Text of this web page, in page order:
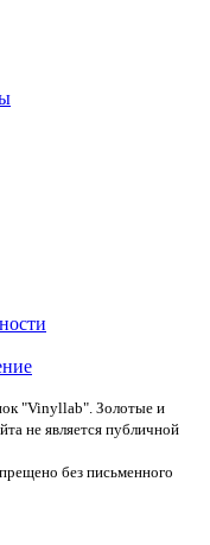
"Vinyllab". Золотые и
не является публичной
без письменного